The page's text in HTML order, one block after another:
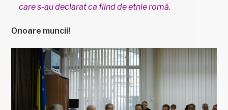
care s-au declarat ca fiind de etnie romă.
Onoare muncii!